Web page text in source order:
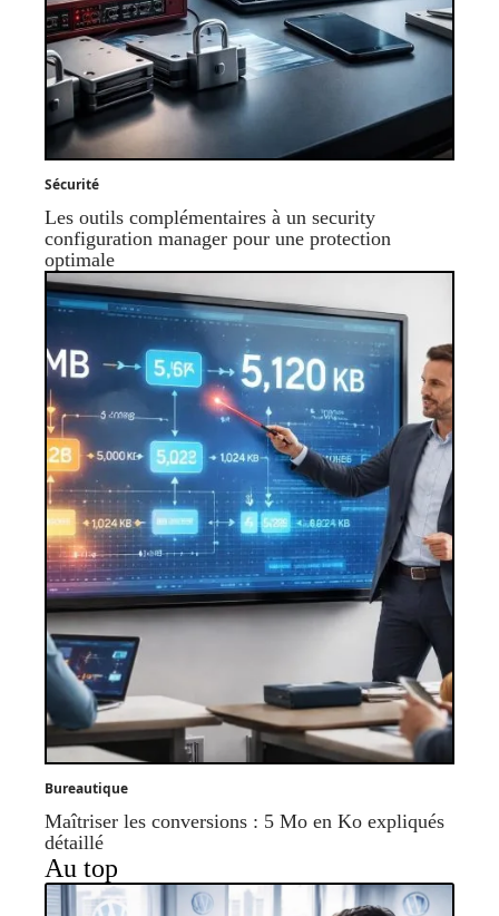
Sécurité
Les outils complémentaires à un security
configuration manager pour une protection
optimale
Bureautique
Maîtriser les conversions : 5 Mo en Ko expliqués
détaillé
Au top